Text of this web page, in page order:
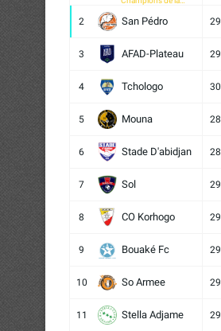
2 San Pédro 29
3 AFAD-Plateau 29
4 Tchologo 30
5 Mouna 28
6 Stade D'abidjan 28
7 Sol 29
8 CO Korhogo 29
9 Bouaké Fc 29
10 So Armee 29
11 Stella Adjame 29